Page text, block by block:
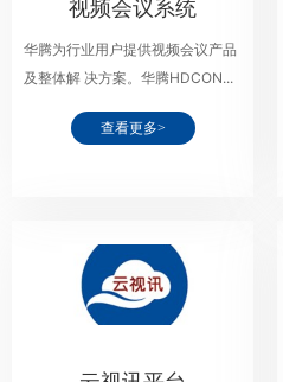
视频会议系统
华腾为行业用户提供视频会议产品
及整体解 决方案。华腾HDCON...
查看更多>